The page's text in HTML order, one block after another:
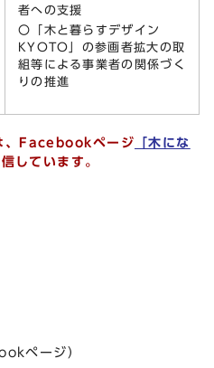
者への支援
〇「木と暮らすデザイン
KYOTO」の参画者拡大の取
組等による事業者の関係づく
りの推進
、Facebookページ 「木にな
しています。
ページ）